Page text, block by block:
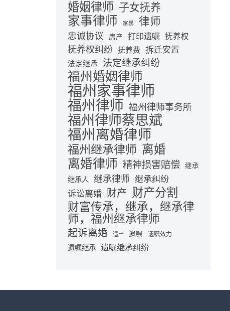
婚姻律师 子女抚养
家事律师 家暴 律师
忠诚协议 房产 打印遗嘱 抚养权
抚养权纠纷 抚养费 拆迁安置
法定继承 法定继承纠纷
福州婚姻律师
福州家事律师
福州律师 福州律师事务所
福州律师蔡思斌
福州离婚律师
福州继承律师 离婚
离婚律师 精神损害赔偿 继承
继承人 继承律师 继承纠纷
诉讼离婚 财产 财产分割
财富传承，继承，继承律
师，福州继承律师
起诉离婚 遗产 遗嘱 遗嘱效力
遗嘱继承 遗嘱继承纠纷